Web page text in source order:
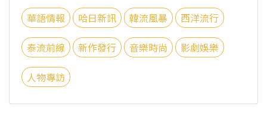
華語情報 哈日新訊 韓流風暴 西洋流行
泰流前線 新作發行 音樂時尚 影劇娛樂
人物專訪